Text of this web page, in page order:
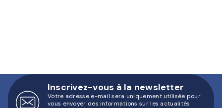
Inscrivez-vous à la newsletter
Votre adresse e-mail sera uniquement utilisée pour
vous envoyer des informations sur les actualités